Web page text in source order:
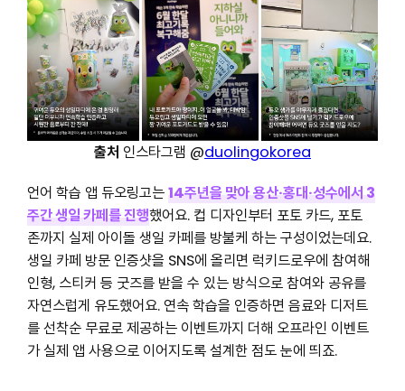
출처 인스타그램 @duolingokorea
언어 학습 앱 듀오링고는14주년을 맞아 용산·홍대·성수에서 3
주간 생일 카페를 진행했어요. 컵 디자인부터 포토 카드, 포토
존까지 실제 아이돌 생일 카페를 방불케 하는 구성이었는데요.
생일 카페 방문 인증샷을 SNS에 올리면 럭키드로우에 참여해
인형, 스티커 등 굿즈를 받을 수 있는 방식으로 참여와 공유를
자연스럽게 유도했어요. 연속 학습을 인증하면 음료와 디저트
를 선착순 무료로 제공하는 이벤트까지 더해 오프라인 이벤트
가 실제 앱 사용으로 이어지도록 설계한 점도 눈에 띄죠.